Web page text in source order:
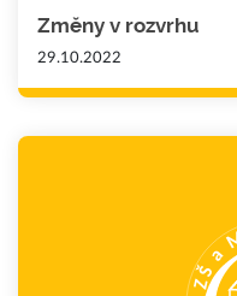
Změny v rozvrhu
29.10.2022